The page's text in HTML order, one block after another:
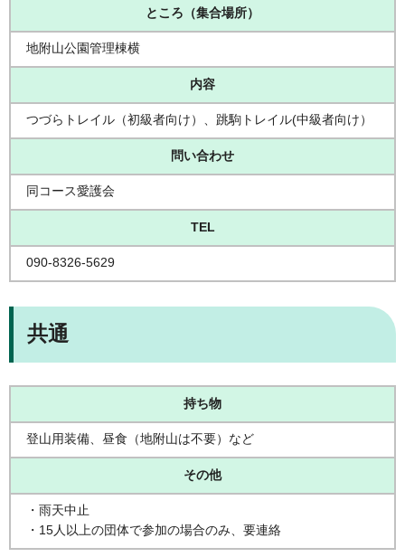
ところ（集合場所）
地附山公園管理棟横
内容
つづらトレイル（初級者向け）、跳駒トレイル(中級者向け）
問い合わせ
同コース愛護会
TEL
090-8326-5629
共通
持ち物
登山用装備、昼食（地附山は不要）など
その他
・雨天中止
・15人以上の団体で参加の場合のみ、要連絡